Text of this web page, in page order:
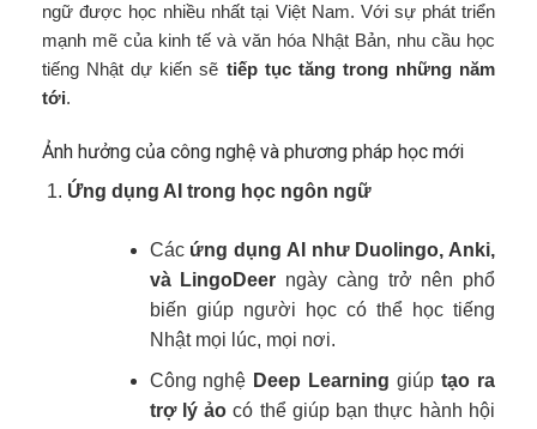
ngữ được học nhiều nhất tại Việt Nam. Với sự phát triển
mạnh mẽ của kinh tế và văn hóa Nhật Bản, nhu cầu học
tiếng Nhật dự kiến sẽ tiếp tục tăng trong những năm
tới.
Ảnh hưởng của công nghệ và phương pháp học mới
Ứng dụng AI trong học ngôn ngữ
Các ứng dụng AI như Duolingo, Anki,
và LingoDeer ngày càng trở nên phổ
biến giúp người học có thể học tiếng
Nhật mọi lúc, mọi nơi.
Công nghệ Deep Learning giúptạo ra
trợ lý ảo có thể giúp bạn thực hành hội